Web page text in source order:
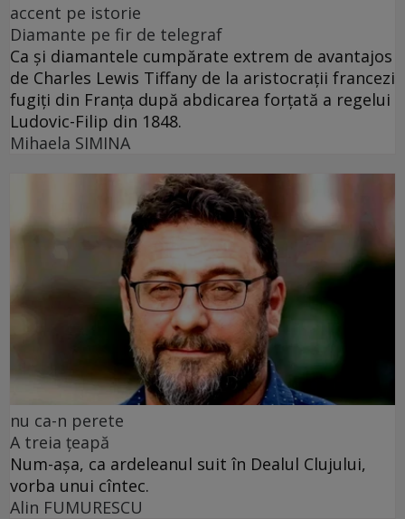
accent pe istorie
Diamante pe fir de telegraf
Ca și diamantele cumpărate extrem de avantajos
de Charles Lewis Tiffany de la aristocrații francezi
fugiți din Franța după abdicarea forțată a regelui
Ludovic-Filip din 1848.
Mihaela SIMINA
nu ca-n perete
A treia țeapă
Num-așa, ca ardeleanul suit în Dealul Clujului,
vorba unui cîntec.
Alin FUMURESCU